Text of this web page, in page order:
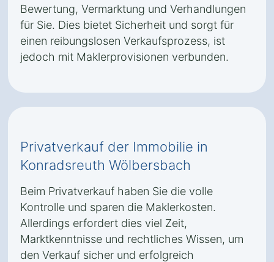
Bewertung, Vermarktung und Verhandlungen
für Sie. Dies bietet Sicherheit und sorgt für
einen reibungslosen Verkaufsprozess, ist
jedoch mit Maklerprovisionen verbunden.
Privatverkauf der Immobilie in
Konradsreuth Wölbersbach
Beim Privatverkauf haben Sie die volle
Kontrolle und sparen die Maklerkosten.
Allerdings erfordert dies viel Zeit,
Marktkenntnisse und rechtliches Wissen, um
den Verkauf sicher und erfolgreich